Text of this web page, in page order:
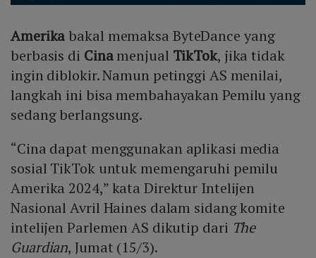
Amerikabakal memaksa ByteDance yang
berbasis di Cinamenjual TikTok, jika tidak
ingin diblokir. Namun petinggi AS menilai,
langkah ini bisa membahayakan Pemilu yang
sedang berlangsung.
“Cina dapat menggunakan aplikasi media
sosial TikTok untuk memengaruhi pemilu
Amerika 2024,” kata Direktur Intelijen
Nasional Avril Haines dalam sidang komite
intelijen Parlemen AS dikutip dari The
Guardian, Jumat (15/3).